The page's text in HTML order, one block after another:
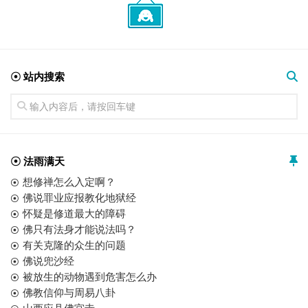
☉ 站内搜索
☉ 法雨满天
想修禅怎么入定啊？
佛说罪业应报教化地狱经
怀疑是修道最大的障碍
佛只有法身才能说法吗？
有关克隆的众生的问题
佛说兜沙经
被放生的动物遇到危害怎么办
佛教信仰与周易八卦